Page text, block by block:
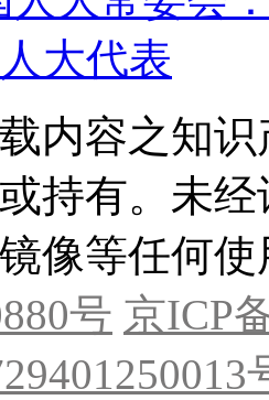
大代表
内容之知
持有。未
像等任何使
号 京ICP